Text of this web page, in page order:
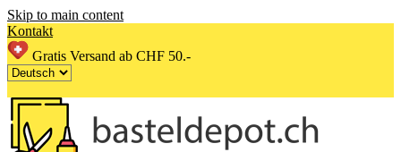
Skip to main content
Kontakt
Gratis Versand ab CHF 50.-